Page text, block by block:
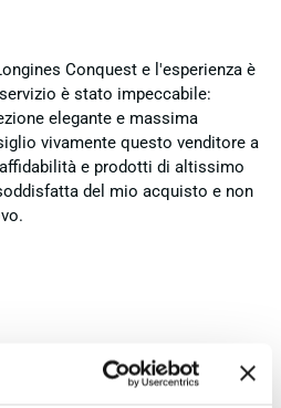
Conquest e l'esperienza è
è stato impeccabile:
elegante e massima
vivamente questo venditore a
e prodotti di altissimo
del mio acquisto e non
Schmuck gekauft. Super
Fabio Ferro ohne Bedenken